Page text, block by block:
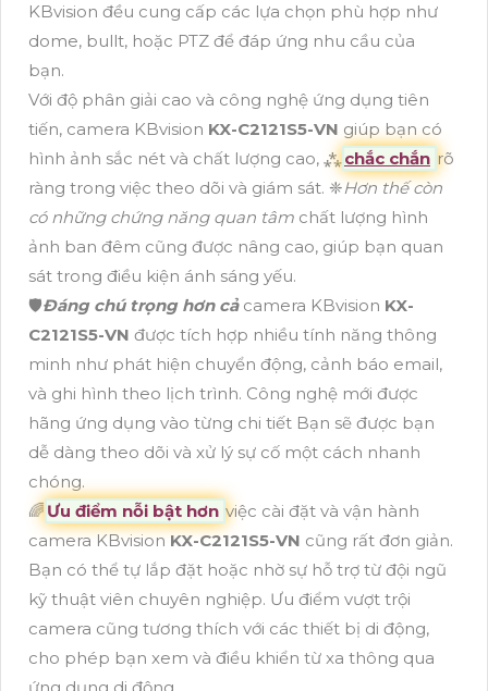
KBvision đều cung cấp các lựa chọn phù hợp như
dome, bullt, hoặc PTZ để đáp ứng nhu cầu của
bạn.
Với độ phân giải cao và công nghệ ứng dụng tiên
tiến, camera KBvision KX-C2121S5-VN giúp bạn có
hình ảnh sắc nét và chất lượng cao, ⁂chắc chắn rõ
ràng trong việc theo dõi và giám sát. ❈Hơn thế còn
có những chứng năng quan tâm chất lượng hình
ảnh ban đêm cũng được nâng cao, giúp bạn quan
sát trong điều kiện ánh sáng yếu.
🛡Đáng chú trọng hơn cảcamera KBvision KX-
C2121S5-VN được tích hợp nhiều tính năng thông
minh như phát hiện chuyển động, cảnh báo email,
và ghi hình theo lịch trình. Công nghệ mới được
hãng ứng dụng vào từng chi tiết Bạn sẽ được bạn
dễ dàng theo dõi và xử lý sự cố một cách nhanh
chóng.
🌈 Ưu điểm nỗi bật hơn việc cài đặt và vận hành
camera KBvision KX-C2121S5-VN cũng rất đơn giản.
Bạn có thể tự lắp đặt hoặc nhờ sự hỗ trợ từ đội ngũ
kỹ thuật viên chuyên nghiệp. Ưu điểm vượt trội
camera cũng tương thích với các thiết bị di động,
cho phép bạn xem và điều khiển từ xa thông qua